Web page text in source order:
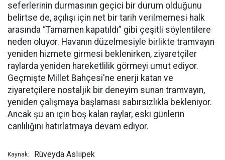
seferlerinin durmasının geçici bir durum olduğunu
belirtse de, açılışı için net bir tarih verilmemesi halk
arasında “Tamamen kapatıldı” gibi çeşitli söylentilere
neden oluyor. Havanın düzelmesiyle birlikte tramvayın
yeniden hizmete girmesi beklenirken, ziyaretçiler
raylarda yeniden hareketlilik görmeyi umut ediyor.
Geçmişte Millet Bahçesi'ne enerji katan ve
ziyaretçilere nostaljik bir deneyim sunan tramvayın,
yeniden çalışmaya başlaması sabırsızlıkla bekleniyor.
Ancak şu an için boş kalan raylar, eski günlerin
canlılığını hatırlatmaya devam ediyor.
Kaynak: Rüveyda Aslıipek